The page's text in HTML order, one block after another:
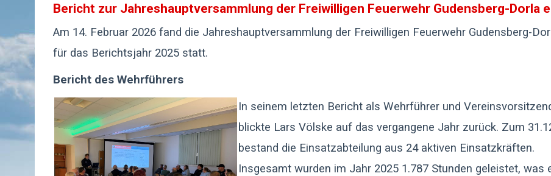
Bericht zur Jahreshauptversammlung der Freiwilligen Feuerwehr Gudensberg-Dorla
Am 14. Februar 2026 fand die Jahreshauptversammlung der Freiwilligen Feuerwehr Gudensberg-
für das Berichtsjahr 2025 statt.
Bericht des Wehrführers
In seinem letzten Bericht als Wehrführer und
blickte Lars Völske auf das vergangene Jahr zurück. Zum
bestand die Einsatzabteilung aus 24 aktiven Einsatzkräften.
Insgesamt wurden im Jahr 2025 1.787 Stunden geleistet, was